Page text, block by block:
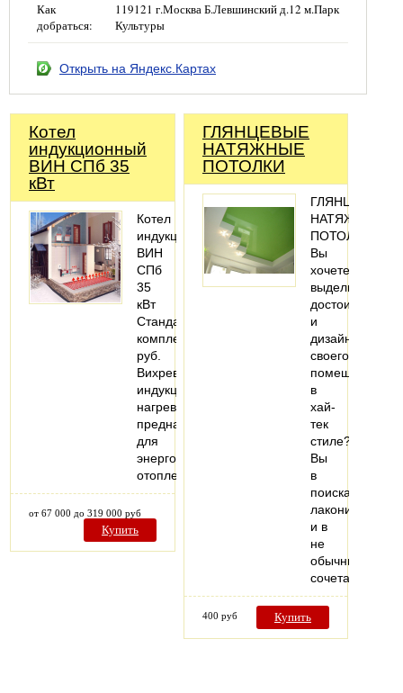
Как
добраться:
119121 г.Москва Б.Левшинский д.12 м.Парк
Культуры
Открыть на Яндекс.Картах
Котел
индукционный
ВИН СПб 35
кВт
Котел
индукционный
ВИН
СПб
35
кВт
Стандартная
комплектация,182000
руб.
Вихревой
индукционный
нагреватель
предназначен
для
энергоэффективного
отопления…
от 67 000 до 319 000 руб
Купить
ГЛЯНЦЕВЫЕ
НАТЯЖНЫЕ
ПОТОЛКИ
ГЛЯНЦЕВЫЕ
НАТЯЖНЫЕ
ПОТОЛКИ
Вы
хочете
выделить
достоинства
и
дизайн
своего
помещения
в
хай-
тек
стиле?
Вы
в
поисках
лаконичности
и в
не
обычных
400 руб Купить